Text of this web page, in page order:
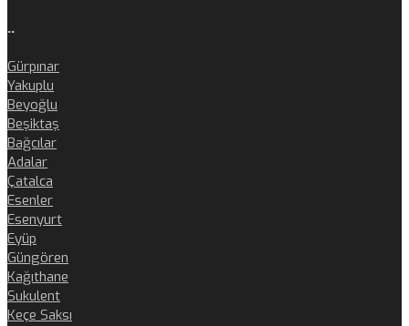
..
Gürpınar
Yakuplu
Beyoğlu
Beşiktaş
Bağcılar
Adalar
Çatalca
Esenler
Esenyurt
Eyüp
Güngören
Kağıthane
Sukulent
Keçe Saksı